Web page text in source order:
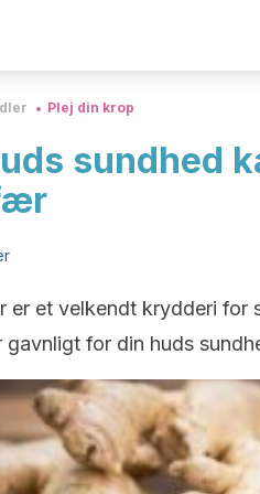
Plej din krop
sundhed
er et velkendt krydderi for
gavnligt for din huds